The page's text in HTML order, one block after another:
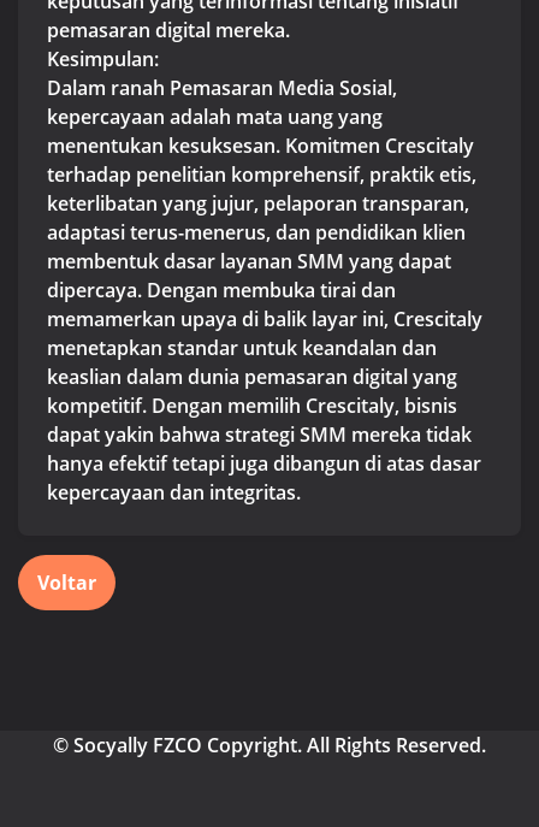
pemasaran digital mereka.
Kesimpulan:
Dalam ranah Pemasaran Media Sosial,
kepercayaan adalah mata uang yang
menentukan kesuksesan. Komitmen Crescitaly
terhadap penelitian komprehensif, praktik etis,
keterlibatan yang jujur, pelaporan transparan,
adaptasi terus-menerus, dan pendidikan klien
membentuk dasar layanan SMM yang dapat
dipercaya. Dengan membuka tirai dan
memamerkan upaya di balik layar ini, Crescitaly
menetapkan standar untuk keandalan dan
keaslian dalam dunia pemasaran digital yang
kompetitif. Dengan memilih Crescitaly, bisnis
dapat yakin bahwa strategi SMM mereka tidak
hanya efektif tetapi juga dibangun di atas dasar
kepercayaan dan integritas.
Voltar
© Socyally FZCO Copyright. All Rights Reserved.